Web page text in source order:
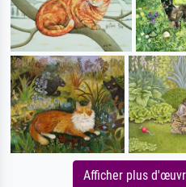
Afficher plus